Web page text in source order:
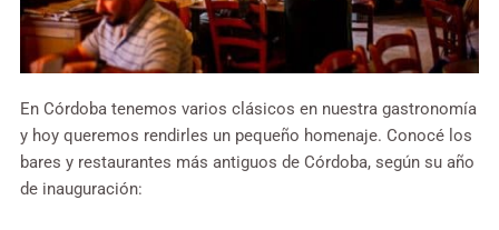
En Córdoba tenemos varios clásicos en nuestra gastronomía
y hoy queremos rendirles un pequeño homenaje. Conocé los
bares y restaurantes más antiguos de Córdoba, según su año
de inauguración: